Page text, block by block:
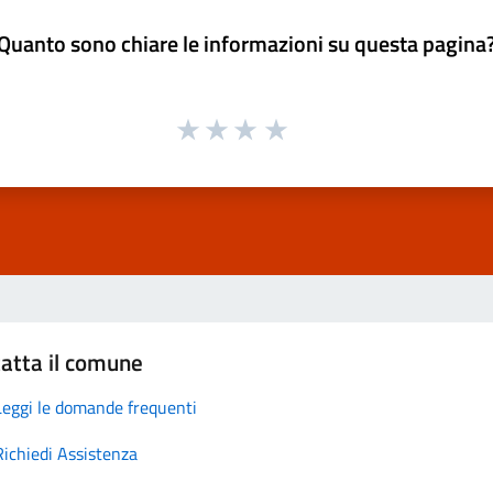
sono chiare le informazioni su questa
il comune
le domande frequenti
Assistenza